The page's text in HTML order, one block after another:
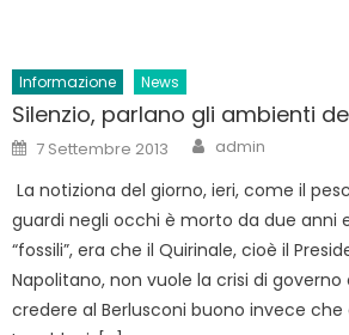
Informazione News
Silenzio, parlano gli ambienti
Posted
on
7 Settembre 2013 Author
admin
La notiziona del giorno, ieri, come il
guardi negli occhi è morto da due anni
“fossili”, era che il Quirinale, cioè il
Napolitano, non vuole la crisi di
credere al Berlusconi buono invece